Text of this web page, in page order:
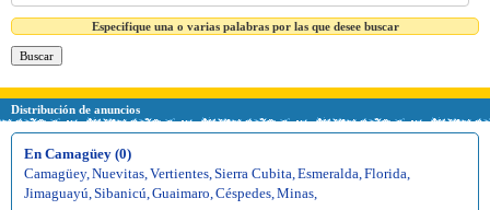
Especifique una o varias palabras por las que desee buscar
Distribución de anuncios
En Camagüey (0)
Camagüey, Nuevitas Vertientes Sierra Cubita Esmeralda Florida
Jimaguayú Sibanicú Guaimaro Céspedes Minas